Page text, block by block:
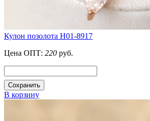
Кулон позолота H01-8917
Цена ОПТ: 220 руб.
Сохранить
В корзину